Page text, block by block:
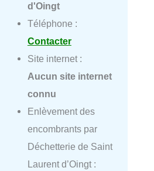
d'Oingt
Téléphone :
Contacter
Site internet :
Aucun site internet
connu
Enlèvement des
encombrants par
Déchetterie de Saint
Laurent d’Oingt :